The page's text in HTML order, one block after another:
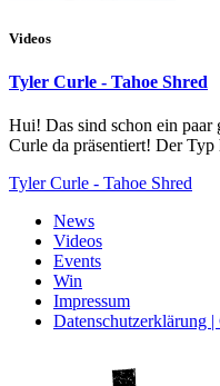
Videos
Tyler Curle - Tahoe Shred
Hui! Das sind schon ein paar
Curle da präsentiert! Der
Tyler Curle - Tahoe Shred
News
Videos
Events
Win
Impressum
Datenschutzerklärung